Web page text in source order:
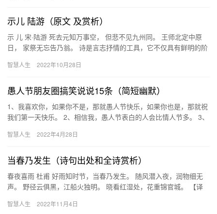
示儿 陆游（原文 及赏析）
示 儿 宋·陆游 死去元知万事空， 但悲不见九州同。 王师北定中原
日， 家祭无忘告乃翁。 诗是言志抒情的工具，它不仅具有鲜明的阶
智慧人生 2022年10月28日
愚人节朋友圈搞笑说说15条（简短幽默）
1、我喜欢你，如果你不是，那就愚人节快乐，如果你也是，那就祝
我们第一天快乐。 2、相信我，愚人节表白的人会比情人节多。 3、
智慧人生 2022年4月28日
当春乃发生（诗句出处和全诗赏析）
春夜喜雨 杜甫 好雨知时节，当春乃发生。 随风潜入夜，润物细无
声。 野径云俱黑，江船火独明。 晓看红湿处，花重锦官城。 【译
智慧人生 2022年11月4日